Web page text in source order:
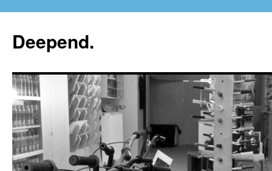
Deepend.